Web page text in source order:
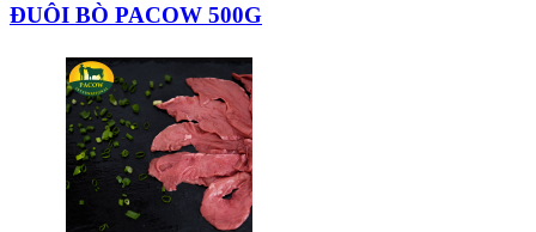
ĐUÔI BÒ PACOW 500G